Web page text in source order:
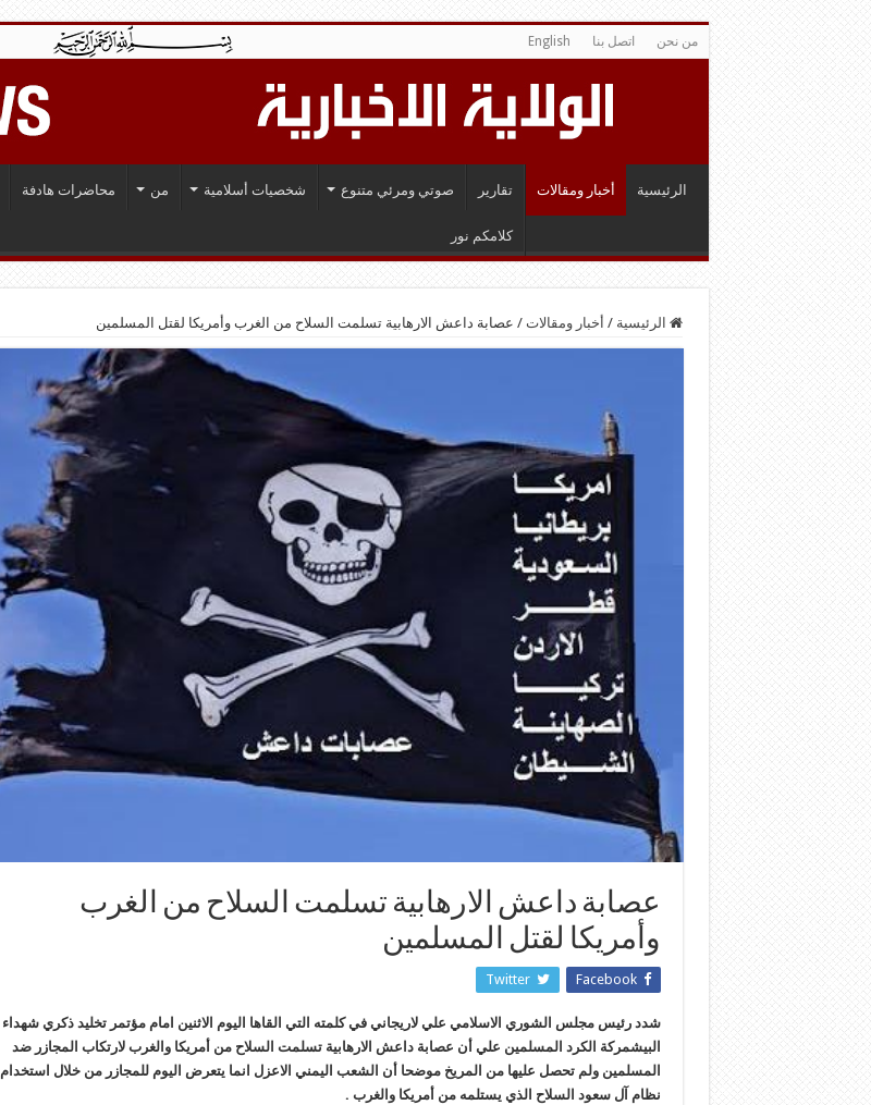
من نحن اتصل بنا English
الرئيسية أخبار ومقالات تقارير صوتي ومرئي متنوع شخصيات أسلامية من محاضرات هادفة
كلامكم نور
الرئيسية / أخبار ومقالات / عصابة داعش الارهابية تسلمت السلاح من الغرب وأمريكا لقتل المسلمين
عصابة داعش الارهابية تسلمت السلاح من الغرب
وأمريكا لقتل المسلمين
Facebook
Twitter
شدد رئيس مجلس الشوري الاسلامي علي لاريجاني في كلمته التي القاها اليوم الاثنين امام مؤتمر تخليد ذكري شهداء
البيشمركة الكرد المسلمين علي أن عصابة داعش الارهابية تسلمت السلاح من أمريكا والغرب لارتكاب المجازر ضد
المسلمين ولم تحصل عليها من المريخ موضحا أن الشعب اليمني الاعزل انما يتعرض اليوم للمجازر من خلال استخدام
نظام آل سعود السلاح الذي يستلمه من أمريكا والغرب .